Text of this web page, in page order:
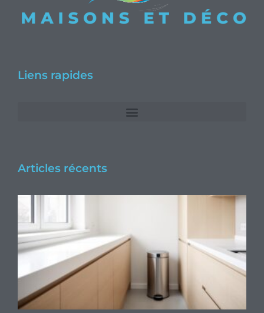
Liens rapides
Articles récents